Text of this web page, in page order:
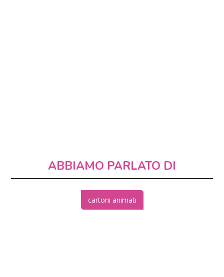
ABBIAMO PARLATO DI
cartoni animati